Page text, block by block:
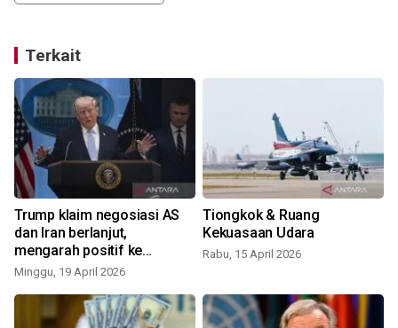
Terkait
Trump klaim negosiasi AS
dan Iran berlanjut,
mengarah positif ke
perdamaian
Minggu, 19 April 2026
Tiongkok & Ruang
Kekuasaan Udara
Rabu, 15 April 2026